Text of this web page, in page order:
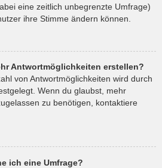
eine zeitlich unbegrenzte Umfrage)
ihre Stimme ändern können.
Antwortmöglichkeiten erstellen?
von Antwortmöglichkeiten wird durch
Wenn du glaubst, mehr
zu benötigen, kontaktiere
ich eine Umfrage?